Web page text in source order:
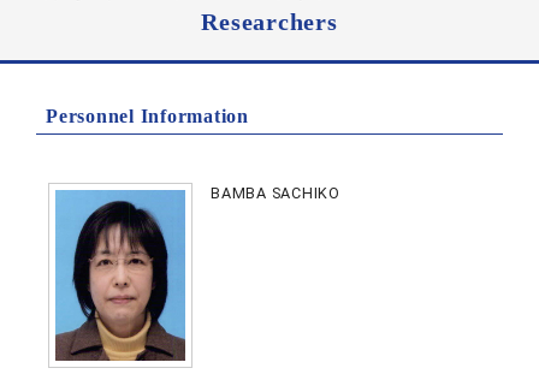
Researchers
Personnel Information
BAMBA SACHIKO